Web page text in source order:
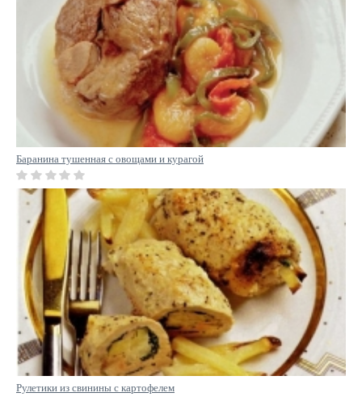
Баранина тушенная с овощами и курагой
Рулетики из свинины с картофелем